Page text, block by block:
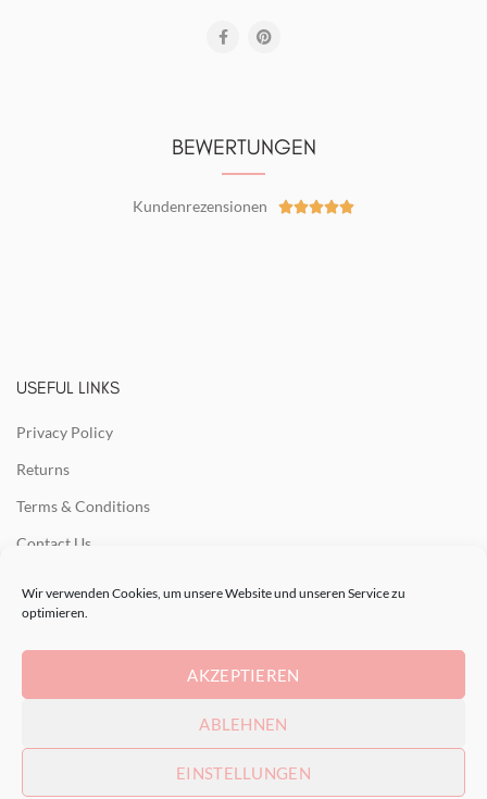
Wir verwenden Cookies, um unsere Website und unseren Service zu
optimieren.
AKZEPTIEREN
ABLEHNEN
EINSTELLUNGEN
BEWERTUNGEN
Kundenrezensionen 
USEFUL LINKS
Privacy Policy
Returns
Terms & Conditions
Contact Us
Our Sitemap
RECENT POSTS